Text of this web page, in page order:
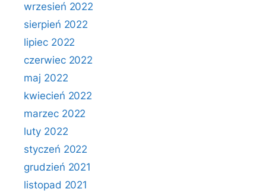
wrzesień 2022
sierpień 2022
lipiec 2022
czerwiec 2022
maj 2022
kwiecień 2022
marzec 2022
luty 2022
styczeń 2022
grudzień 2021
listopad 2021